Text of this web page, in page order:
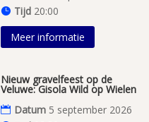
Tijd 20:00
Meer informatie
Nieuw gravelfeest op de
Veluwe: Gisola Wild op Wielen
Datum 5 september 2026